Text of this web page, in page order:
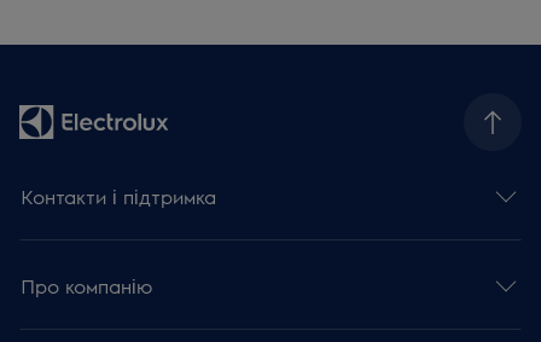
Контакти і підтримка
Про компанію